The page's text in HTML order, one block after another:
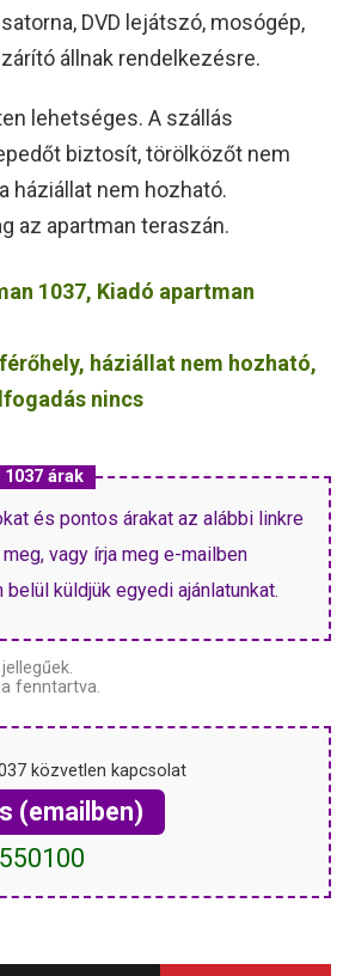
DVD lejátszó, mosógép,
állnak rendelkezésre.
lehetséges. A szállás
biztosít, törölközőt nem
háziállat nem hozható.
az apartman teraszán.
1037, Kiadó apartman
háziállat nem hozható,
nincs
árak
és pontos árakat az alábbi linkre
vagy írja meg e-mailben
küldjük egyedi ajánlatunkat.
fenntartva.
közvetlen kapcsolat
(emailben)